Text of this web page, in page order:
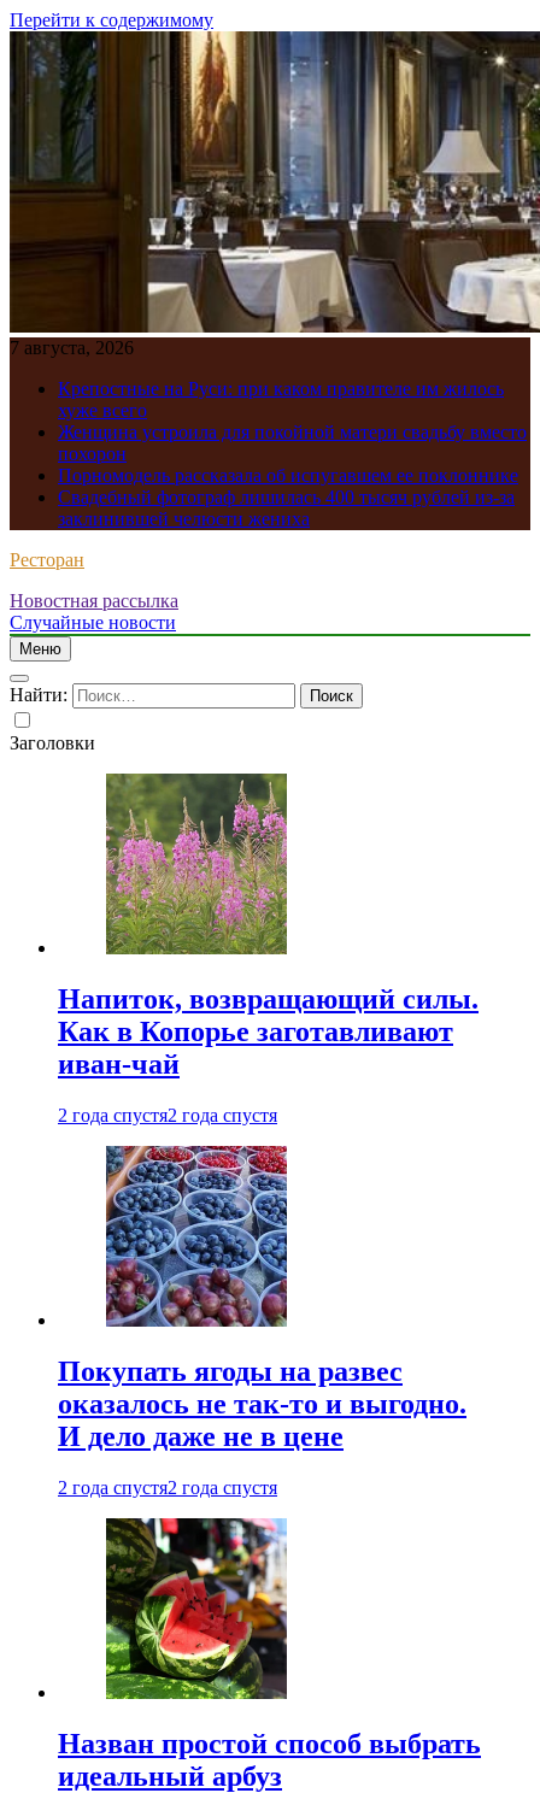
Перейти к содержимому
7 августа, 2026
Крепостные на Руси: при каком правителе им жилось
хуже всего
Женщина устроила для покойной матери свадьбу вместо
похорон
Порномодель рассказала об испугавшем ее поклоннике
Свадебный фотограф лишилась 400 тысяч рублей из-за
заклинившей челюсти жениха
Ресторан
Новостная рассылка
Случайные новости
Меню
Найти:
Заголовки
Напиток, возвращающий силы.
Как в Копорье заготавливают
иван-чай
2 года спустя2 года спустя
Покупать ягоды на развес
оказалось не так-то и выгодно.
И дело даже не в цене
2 года спустя2 года спустя
Назван простой способ выбрать
идеальный арбуз